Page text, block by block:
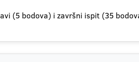
(5 bodova) i završni ispit (35